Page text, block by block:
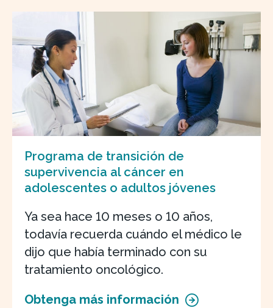
Programa de transición de
supervivencia al cáncer en
adolescentes o adultos jóvenes
Ya sea hace 10 meses o 10 años,
todavía recuerda cuándo el médico le
dijo que había terminado con su
tratamiento oncológico.
Obtenga más información